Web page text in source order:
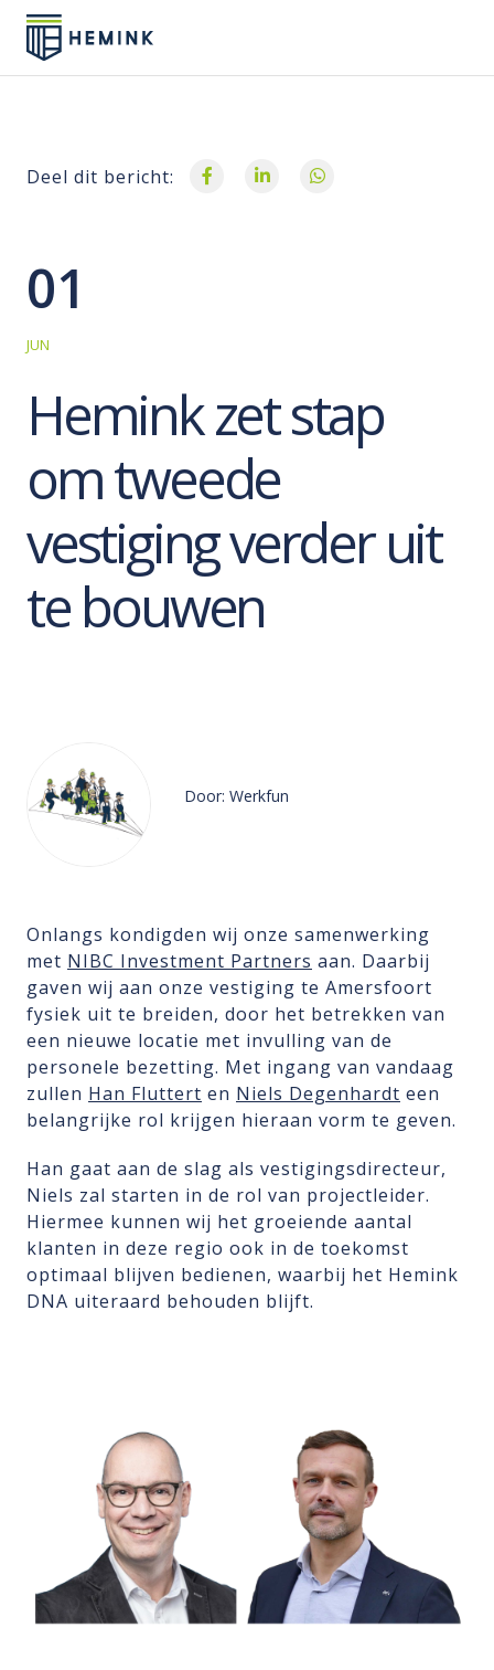
Deel dit bericht:
01
JUN
Hemink zet stap
om tweede
vestiging verder uit
te bouwen
Door: Werkfun
Onlangs kondigden wij onze samenwerking
met NIBC Investment Partners aan. Daarbij
gaven wij aan onze vestiging te Amersfoort
fysiek uit te breiden, door het betrekken van
een nieuwe locatie met invulling van de
personele bezetting. Met ingang van vandaag
zullen Han Fluttert en Niels Degenhardt een
belangrijke rol krijgen hieraan vorm te geven.
Han gaat aan de slag als vestigingsdirecteur,
Niels zal starten in de rol van projectleider.
Hiermee kunnen wij het groeiende aantal
klanten in deze regio ook in de toekomst
optimaal blijven bedienen, waarbij het Hemink
DNA uiteraard behouden blijft.